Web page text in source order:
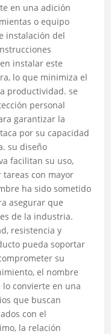
en una adición
o equipo
instalación del
instalar este
lo que minimiza el
productividad. se
personal
garantizar la
por su capacidad
su diseño
facilitan su uso,
con mayor
ha sido sometido
asegurar que
de la industria.
resistencia y
pueda soportar
su
el nombre
convierte en una
que buscan
con el
la relación